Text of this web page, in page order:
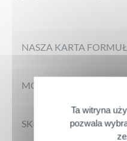
NASZA KARTA
Stworzony pod kontrolą
Bez parabenów
Testowany pod kontrolą
MÓJ PRODUKT W
Uwolniona, rozpuszczona
rozczesywania Blask
SKŁAD
Ta witryna
pozwala